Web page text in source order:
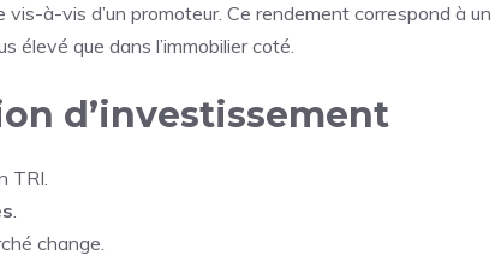
à-vis d’un promoteur. Ce rendement correspond à un
élevé que dans l’immobilier coté.
d’investissement
TRI.
.
change.